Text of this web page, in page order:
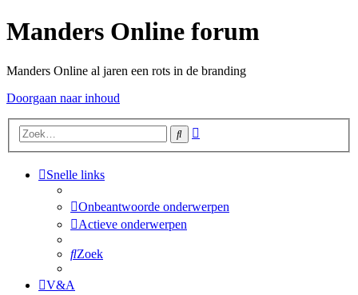
Manders Online forum
Manders Online al jaren een rots in de branding
Doorgaan naar inhoud
Zoek
Snelle links
Onbeantwoorde onderwerpen
Actieve onderwerpen
Zoek
V&A